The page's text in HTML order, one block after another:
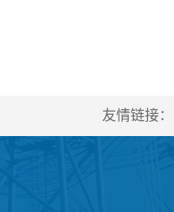
友情链接：